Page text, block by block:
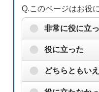
Q.このページはお役
非常に役に立
役に立った
どちらともい